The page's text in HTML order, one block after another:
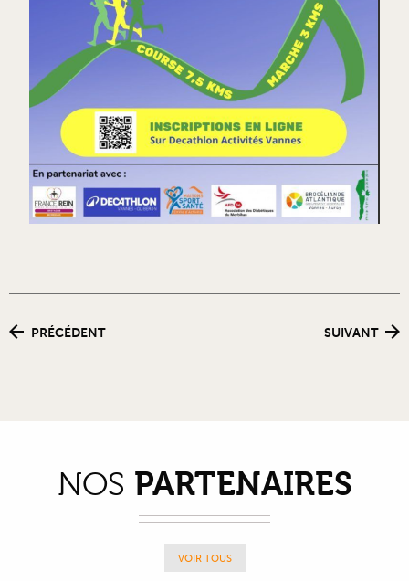
PRÉCÉDENT SUIVANT
NOS PARTENAIRES
VOIR TOUS